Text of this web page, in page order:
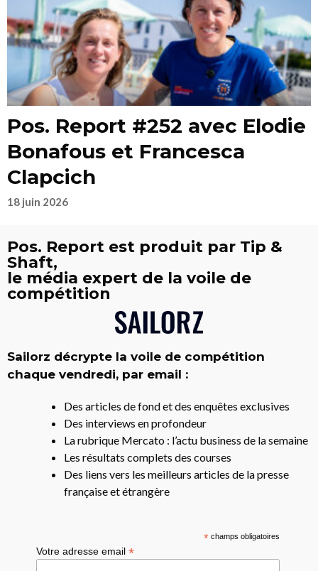
Pos. Report #252 avec Elodie
Bonafous et Francesca
Clapcich
18 juin 2026
Pos. Report est produit par Tip &
Shaft,
le média expert de la voile de
compétition
Sailorz décrypte la voile de compétition
chaque vendredi, par email :
Des articles de fond et des enquêtes exclusives
Des interviews en profondeur
La rubrique Mercato : l’actu business de la semaine
Les résultats complets des courses
Des liens vers les meilleurs articles de la presse
française et étrangère
*champs obligatoires
Votre adresse email*